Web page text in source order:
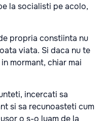
la socialisti pe acolo,
propria constiinta nu
viata. Si daca nu te
mormant, chiar mai
incercati sa
si sa recunoasteti cum
o s-o luam de la